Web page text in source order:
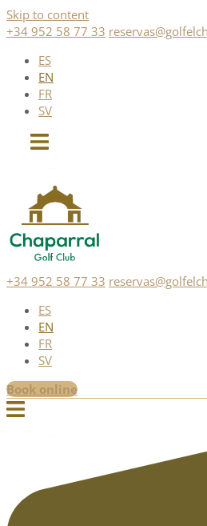
Skip to content
+34 952 58 77 33
ES
EN
FR
SV
+34 952 58 77 33
ES
EN
FR
SV
Book online